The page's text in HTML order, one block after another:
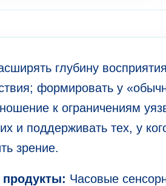
глубину
формировать у
к ограничениям
и поддерживать тех, у
зрение.
Часовые